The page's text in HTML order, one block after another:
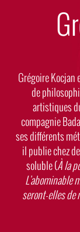
Body
Grégoire Kocjan
de
artistiques
compagnie
ses différents
il publie chez
soluble (À la
L’abominable
seront-elles de